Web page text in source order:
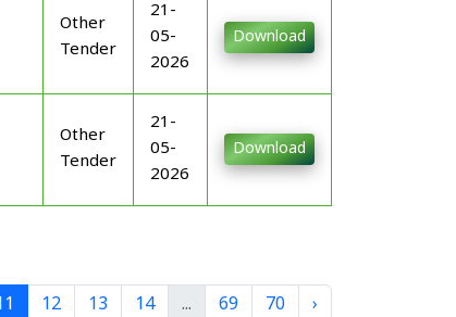
Other
Tender
21-
05-
2026
Download
Other
Tender
21-
05-
2026
Download
12 13 14 ... 69 70 ›